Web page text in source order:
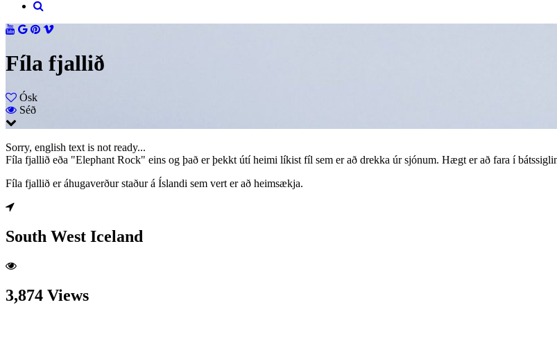
Fíla fjallið
Ósk
Séð
Sorry, english text is not ready...
Fíla fjallið eða "Elephant Rock" eins og það er þekkt útí heimi líkist fíl sem er að drekka úr sjónum. Hægt er að fara í
Fíla fjallið er áhugaverður staður á Íslandi sem vert er að heimsækja.
South West Iceland
3,874 Views